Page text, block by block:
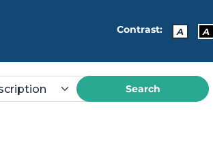
Contrast: A A
Search